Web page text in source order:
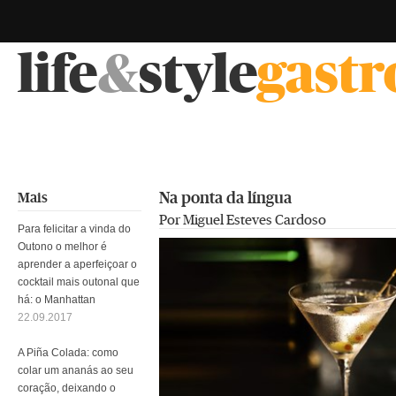
life&style
Na ponta da língua
Por Miguel Esteves Cardoso
Mais
Para felicitar a vinda do
Outono o melhor é
aprender a aperfeiçoar o
cocktail mais outonal que
há: o Manhattan
22.09.2017
A Piña Colada: como
colar um ananás ao seu
coração, deixando o